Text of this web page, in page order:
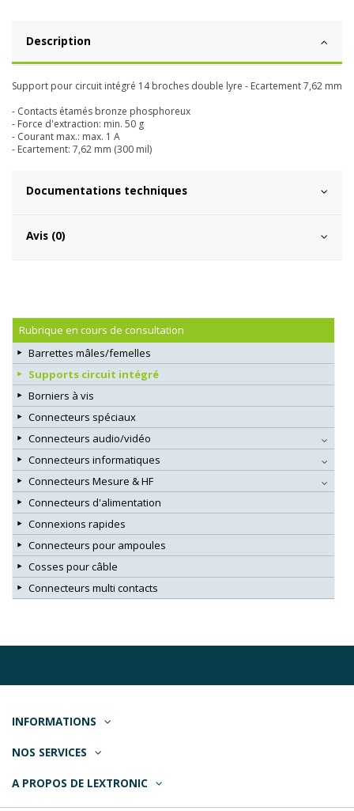
Description
Support pour circuit intégré 14 broches double lyre - Ecartement 7,62 mm
- Contacts étamés bronze phosphoreux
- Force d'extraction: min. 50 g
- Courant max.: max. 1 A
- Ecartement: 7,62 mm (300 mil)
Documentations techniques
Avis (0)
Rubrique en cours de consultation
Barrettes mâles/femelles
Supports circuit intégré
Borniers à vis
Connecteurs spéciaux
Connecteurs audio/vidéo
Connecteurs informatiques
Connecteurs Mesure & HF
Connecteurs d'alimentation
Connexions rapides
Connecteurs pour ampoules
Cosses pour câble
Connecteurs multi contacts
INFORMATIONS
NOS SERVICES
A PROPOS DE LEXTRONIC